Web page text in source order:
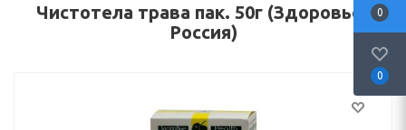
Чистотела трава пак. 50г (Здоровье/
Россия)
0
0